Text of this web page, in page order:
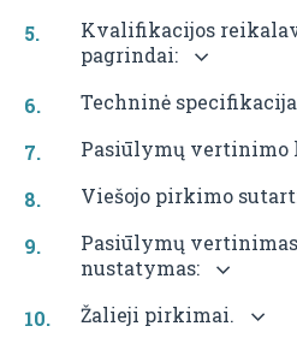
Kvalifikacijos
pagrindai:
Techninė
Pasiūlymų vertinimo
Viešojo pirkimo
Pasiūlymų
nustatymas:
Žalieji pirkimai.